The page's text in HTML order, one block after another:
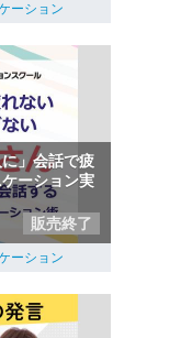
ーション
に」会話で疲
ーション実
販売終了
ーション